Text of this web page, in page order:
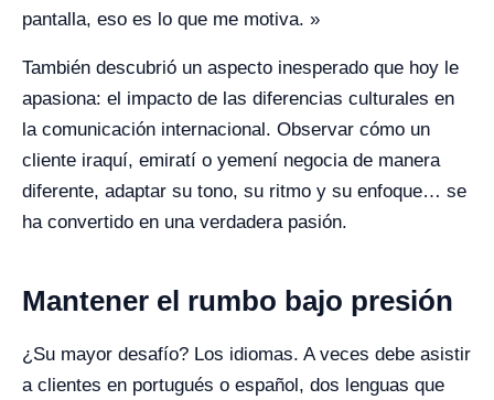
pantalla, eso es lo que me motiva. »
También descubrió un aspecto inesperado que hoy le
apasiona: el impacto de las diferencias culturales en
la comunicación internacional. Observar cómo un
cliente iraquí, emiratí o yemení negocia de manera
diferente, adaptar su tono, su ritmo y su enfoque… se
ha convertido en una verdadera pasión.
Mantener el rumbo bajo presión
¿Su mayor desafío? Los idiomas. A veces debe asistir
a clientes en portugués o español, dos lenguas que